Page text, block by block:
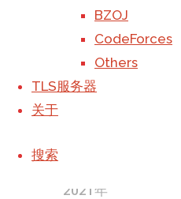
BZOJ
CodeForces
Others
TLS服务器
关于
搜索
Galaxy
2021年
Back to
©2023